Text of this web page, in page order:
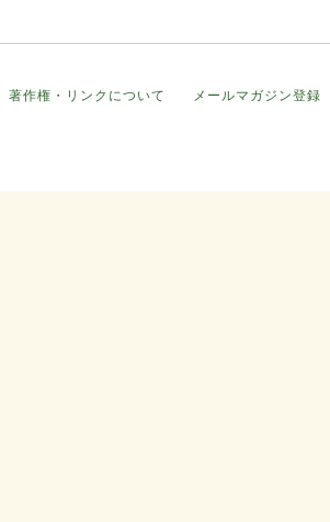
著作権・リンクについて メールマガジン登録